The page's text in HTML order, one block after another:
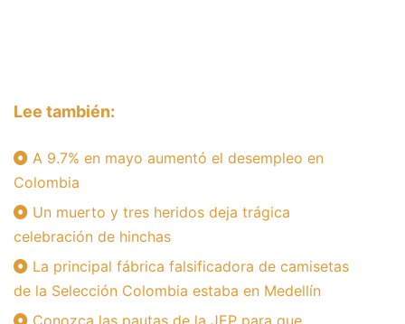
Lee también:
A 9.7% en mayo aumentó el desempleo en
Colombia
Un muerto y tres heridos deja trágica
celebración de hinchas
La principal fábrica falsificadora de camisetas
de la Selección Colombia estaba en Medellín